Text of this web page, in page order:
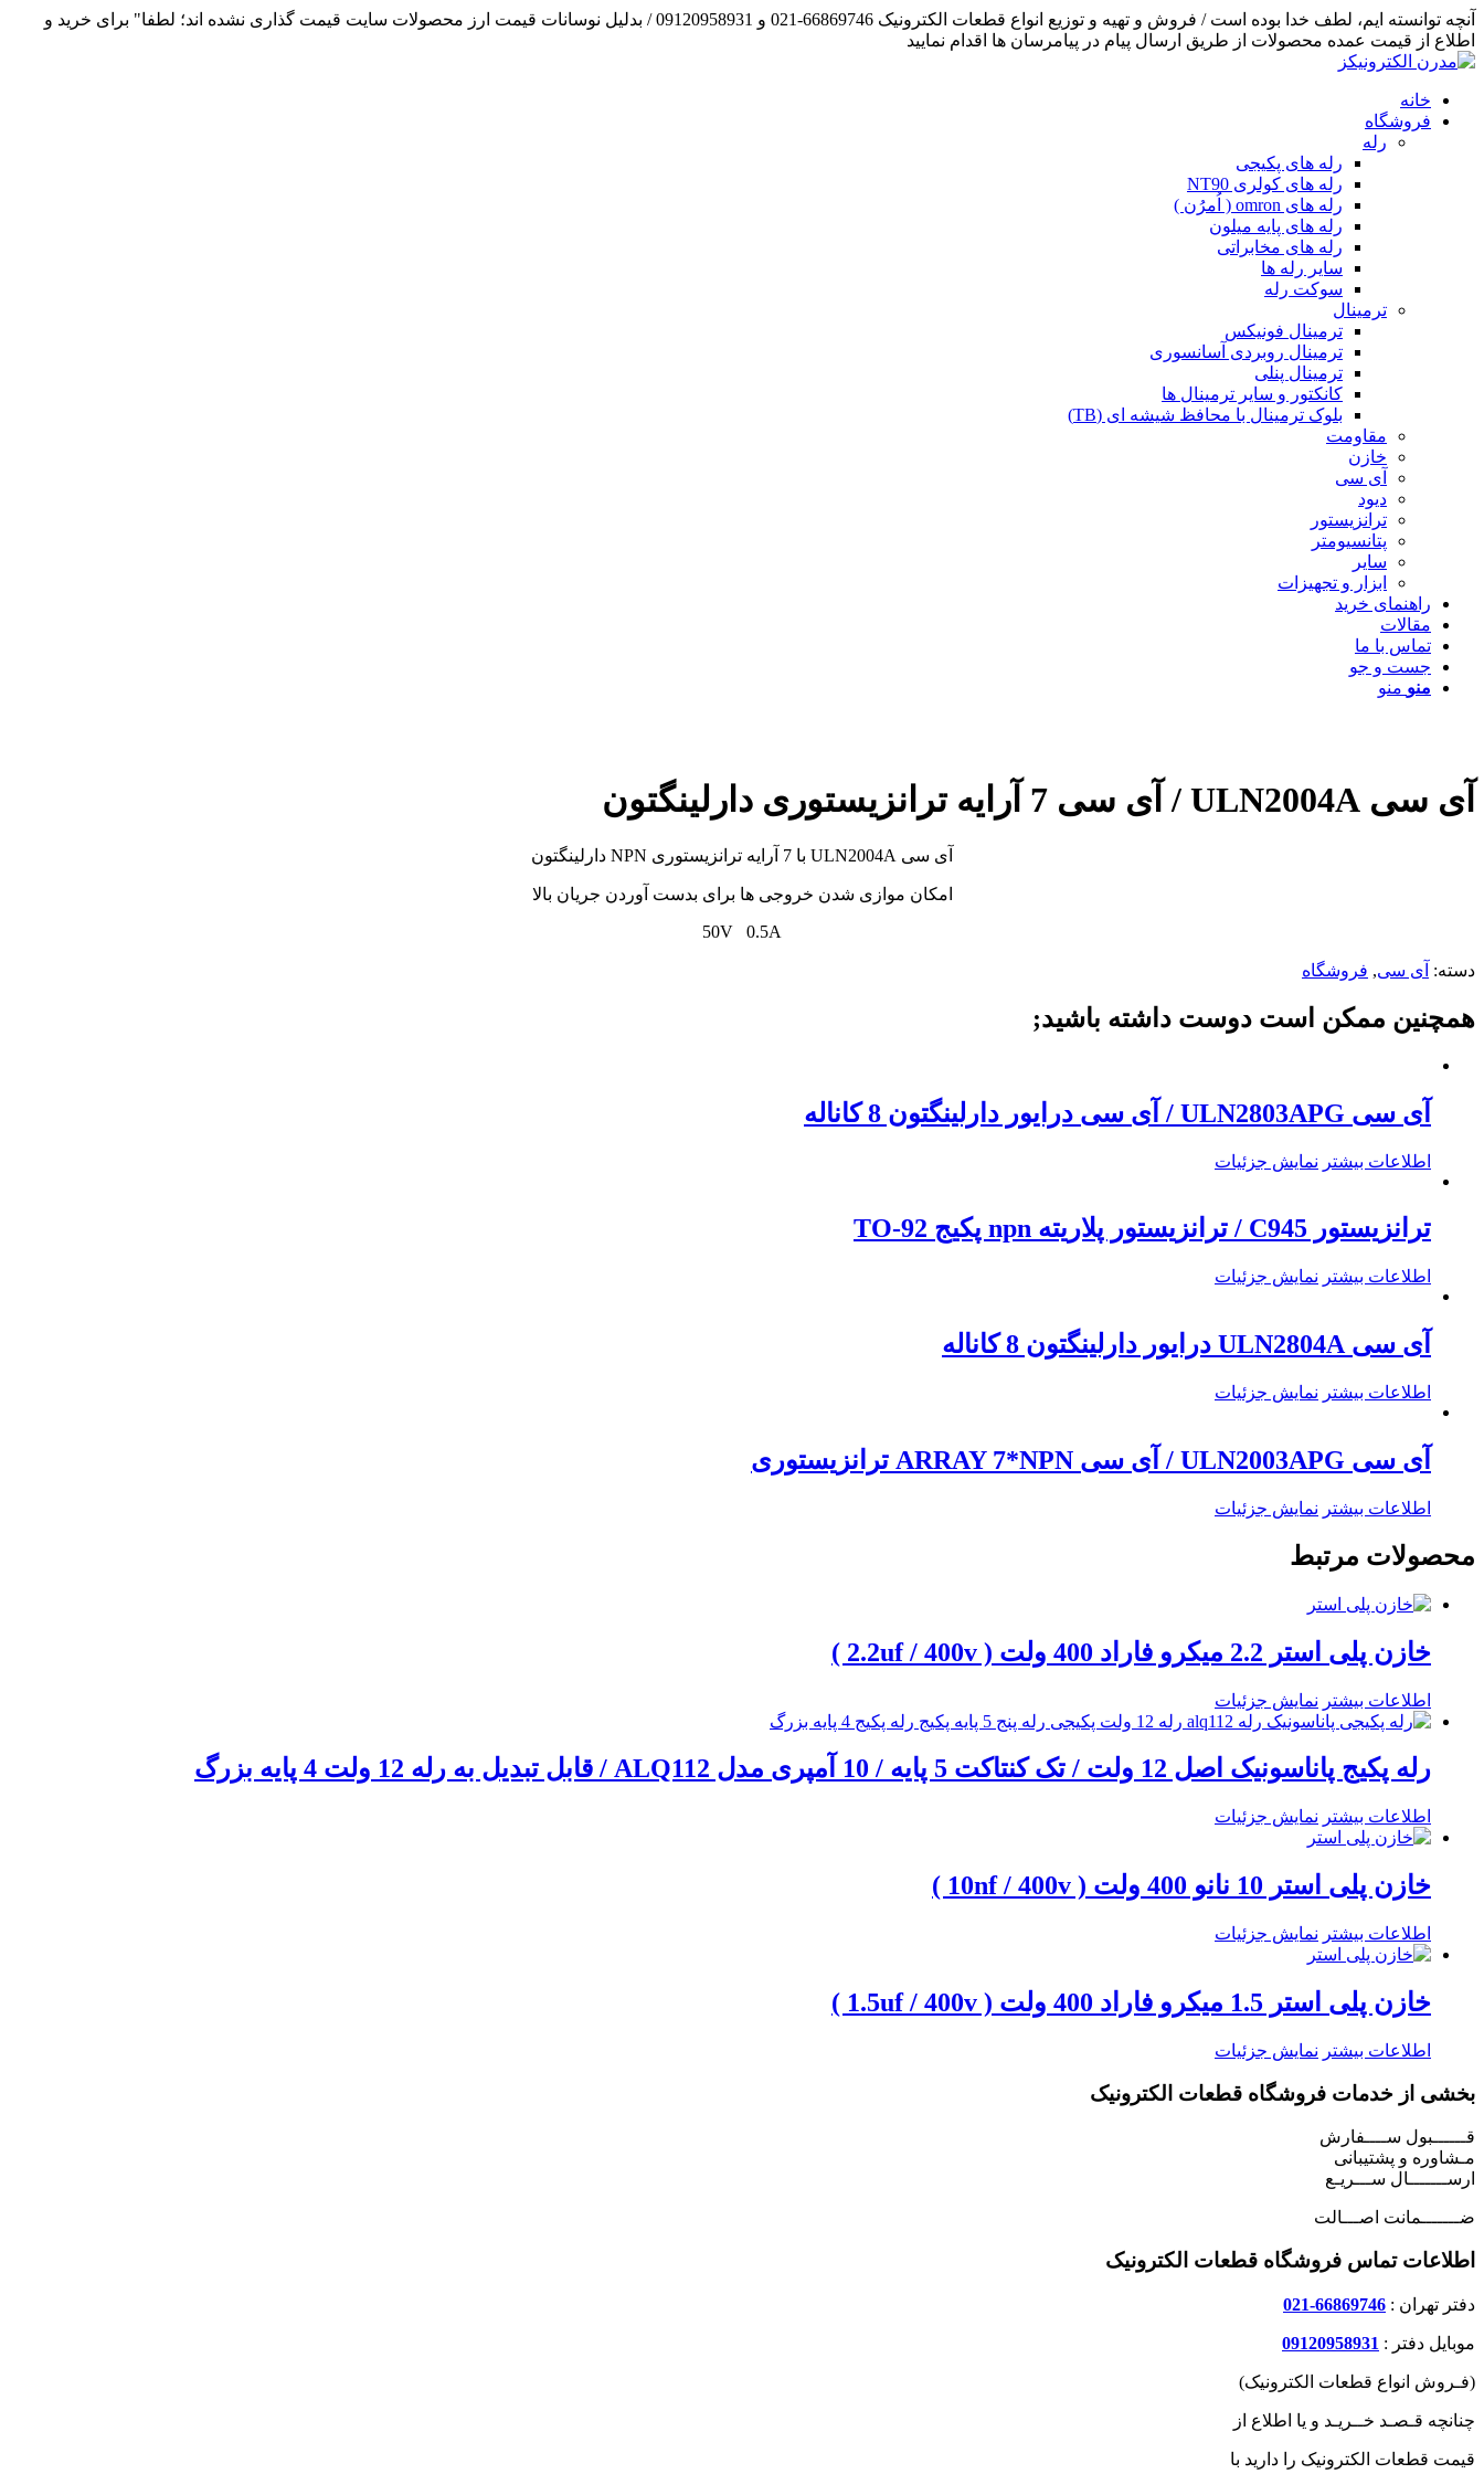
آنچه توانسته ایم، لطف خدا بوده است / فروش و تهیه و توزیع انواع قطعات الکترونیک 66869746-021 و 09120958931 / بدلیل نوسانات قیمت ارز محصولات سایت قیمت گذاری نشده اند؛ لطفا" برای خرید و
اطلاع از قیمت عمده محصولات از طریق ارسال پیام در پیامرسان ها اقدام نمایید
خانه
فروشگاه
رله
رله های پکیجی
رله های کولری NT90
رله های omron ( اُمرُن )
رله های پایه میلون
رله های مخابراتی
سایر رله ها
سوکت رله
ترمینال
ترمینال فونیکس
ترمینال روبردی آسانسوری
ترمینال پنلی
کانکتور و سایر ترمینال ها
بلوک ترمینال با محافظ شیشه ای (TB)
مقاومت
خازن
آی سی
دیود
ترانزیستور
پتانسیومتر
سایر
ابزار و تجهیزات
راهنمای خرید
مقالات
تماس با ما
جست و جو
منو منو
آی سی ULN2004A / آی سی 7 آرایه ترانزیستوری دارلینگتون
آی سی ULN2004A با 7 آرایه ترانزیستوری NPN دارلینگتون
امکان موازی شدن خروجی ها برای بدست آوردن جریان بالا
50V 0.5A
دسته: آی سی, فروشگاه
همچنین ممکن است دوست داشته باشید;
آی سی ULN2803APG / آی سی درایور دارلینگتون 8 کاناله
اطلاعات بیشتر نمایش جزئیات
ترانزیستور C945 / ترانزیستور پلاریته npn پکیج TO-92
اطلاعات بیشتر نمایش جزئیات
آی سی ULN2804A درایور دارلینگتون 8 کاناله
اطلاعات بیشتر نمایش جزئیات
آی سی ULN2003APG / آی سی ARRAY 7*NPN ترانزیستوری
اطلاعات بیشتر نمایش جزئیات
محصولات مرتبط
خازن پلی استر 2.2 میکرو فاراد 400 ولت ( 2.2uf / 400v )
اطلاعات بیشتر نمایش جزئیات
رله پکیج پاناسونیک اصل 12 ولت / تک کنتاکت 5 پایه / 10 آمپری مدل ALQ112 / قابل تبدیل به رله 12 ولت 4 پایه بزرگ
اطلاعات بیشتر نمایش جزئیات
خازن پلی استر 10 نانو 400 ولت ( 10nf / 400v )
اطلاعات بیشتر نمایش جزئیات
خازن پلی استر 1.5 میکرو فاراد 400 ولت ( 1.5uf / 400v )
اطلاعات بیشتر نمایش جزئیات
بخشی از خدمات فروشگاه قطعات الکترونیک
قــــــبول ســــفارش
مـشاوره و پشتیبانی
ارســـــــال ســـریـع
ضـــــــمانت اصـــالت
اطلاعات تماس فروشگاه قطعات الکترونیک
دفتر تهران : 66869746-021
موبایل دفتر : 09120958931
(فـروش انواع قطعات الکترونیک)
چنانچه قـصـد خــریـد و یا اطلاع از
قیمت قطعات الکترونیک را دارید با